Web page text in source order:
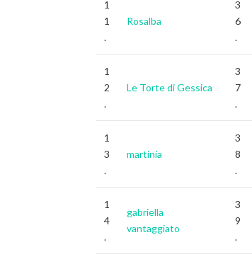
1
1
.
Rosalba
3
6
.
1
2
.
Le Torte di Gessica
3
7
.
1
3
.
martinia
3
8
.
1
4
.
gabriella
vantaggiato
3
9
.